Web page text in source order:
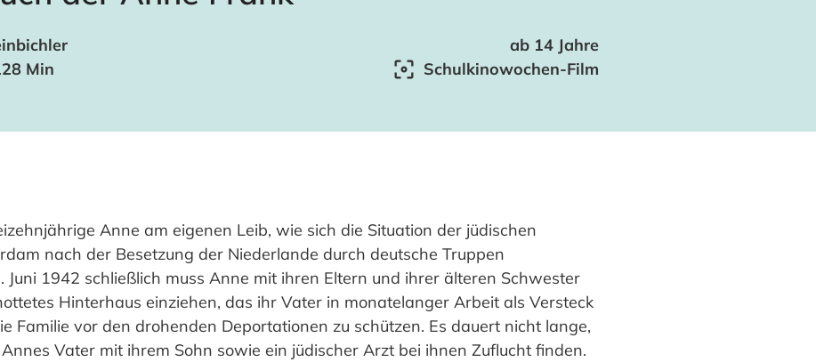
Min
ab 14 Jahre
Schulkinowochen-Film
Anne am eigenen Leib, wie sich die Situation der jüdischen
nach der Besetzung der Niederlande durch deutsche Truppen
Juni 1942 schließlich muss Anne mit ihren Eltern und ihrer älteren Schwester
Hinterhaus einziehen, das ihr Vater in monatelanger Arbeit als Versteck
Familie vor den drohenden Deportationen zu schützen. Es dauert nicht lange,
Vater mit ihrem Sohn sowie ein jüdischer Arzt bei ihnen Zuflucht finden.